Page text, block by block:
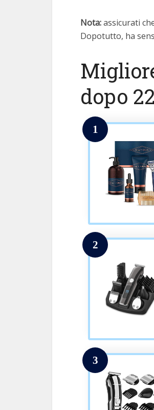
Nota:assicurati
Dopotutto, ha
dopo
1
2
3